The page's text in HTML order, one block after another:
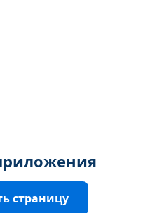
страницу